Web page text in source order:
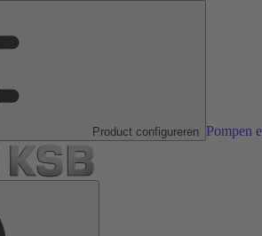
Product configureren Pompen